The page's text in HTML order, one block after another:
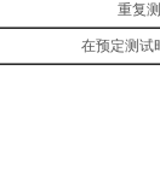
重复
在预定测试